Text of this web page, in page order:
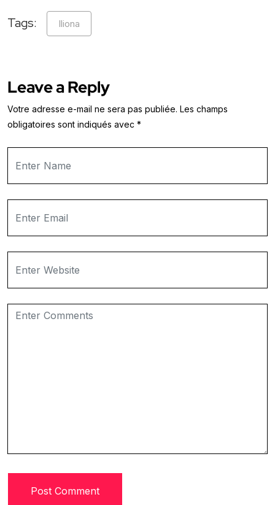
Tags: Iliona
Leave a Reply
Votre adresse e-mail ne sera pas publiée. Les champs
obligatoires sont indiqués avec *